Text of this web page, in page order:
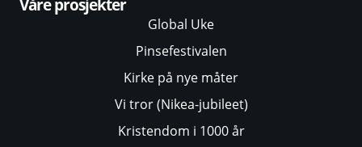
Global Uke
Pinsefestivalen
Kirke på nye måter
Vi tror (Nikea-jubileet)
Kristendom i 1000 år